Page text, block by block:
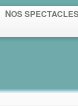
NOS SPECTACLES